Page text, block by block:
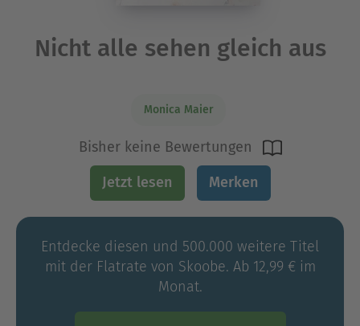
Nicht alle sehen gleich aus
Monica Maier
Bisher keine Bewertungen
Jetzt lesen Merken
Entdecke diesen und 500.000 weitere Titel
mit der Flatrate von Skoobe. Ab 12,99 € im
Monat.